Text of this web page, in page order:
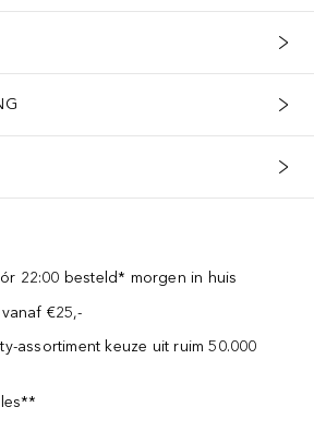
22:00 besteld* morgen in huis
€25,-
assortiment keuze uit ruim 50.000